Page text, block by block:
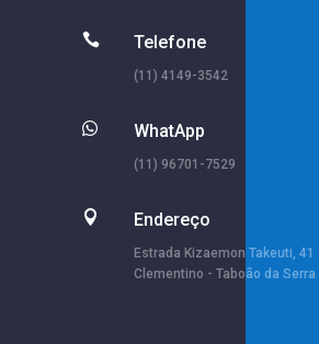
 Telefone
(11) 4149-3542
 WhatApp
(11) 96701-7529
 Endereço
Estrada Kizaemon Takeuti, 41
Clementino - Taboão da Serra